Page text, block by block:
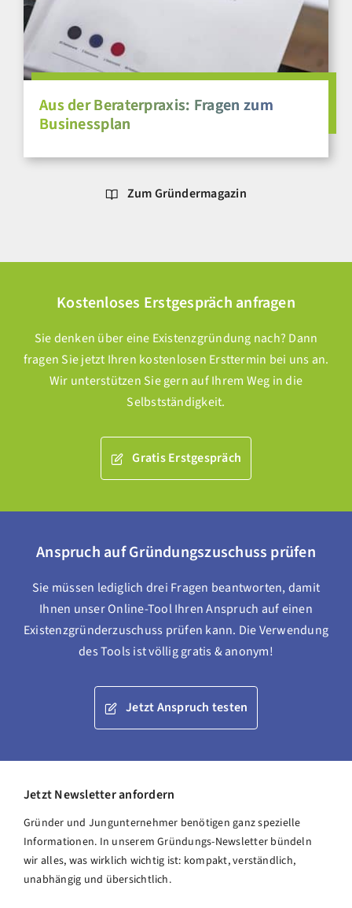
Aus der Beraterpraxis: Fragen zum
Businessplan
Zum Gründermagazin
Kostenloses Erstgespräch anfragen
Sie denken über eine Existenzgründung nach? Dann
fragen Sie jetzt Ihren kostenlosen Ersttermin bei uns an.
Wir unterstützen Sie gern auf Ihrem Weg in die
Selbstständigkeit.
Gratis Erstgespräch
Anspruch auf Gründungszuschuss prüfen
Sie müssen lediglich drei Fragen beantworten, damit
Ihnen unser Online-Tool Ihren Anspruch auf einen
Existenzgründerzuschuss prüfen kann. Die Verwendung
des Tools ist völlig gratis & anonym!
Jetzt Anspruch testen
Jetzt Newsletter anfordern
Gründer und Jungunternehmer benötigen ganz spezielle
Informationen. In unserem Gründungs-Newsletter bündeln
wir alles, was wirklich wichtig ist: kompakt, verständlich,
unabhängig und übersichtlich.